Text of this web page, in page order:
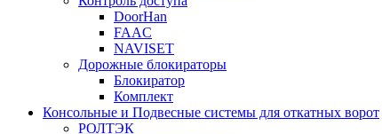
DoorHan
FAAC
NAVISET
Дорожные блокираторы
Блокиратор
Комплект
Консольные и Подвесные системы для откатных ворот
РОЛТЭК